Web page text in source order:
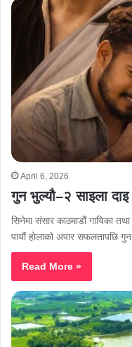
April 6, 2026
गुन भुल्यौ–२ साइला
सिनेमा संसार काठमाडौं गायिका
पायौं होलाको अपार सफलतापछि
Read More »